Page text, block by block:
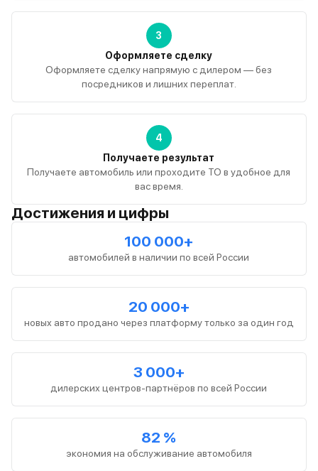
3
Оформляете сделку
Оформляете сделку напрямую с дилером — без
посредников и лишних переплат.
4
Получаете результат
Получаете автомобиль или проходите ТО в удобное для
вас время.
Достижения и цифры
100 000+
автомобилей в наличии по всей России
20 000+
новых авто продано через платформу только за один год
3 000+
дилерских центров-партнёров по всей России
82 %
экономия на обслуживание автомобиля